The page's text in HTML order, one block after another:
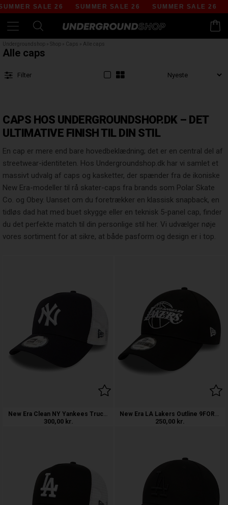
SALE 26 SUMMER SALE 26 SUMMER SALE 26
Undergroundshop Shop Caps Alle caps
Alle caps
Filter
CAPS HOS UNDERGROUNDSHOP.DK – DET
ULTIMATIVE FINISH TIL DIN STIL
En cap er mere end bare hovedbeklædning; det er en central del af
streetwear-identiteten. Hos Undergroundshop.dk har vi samlet et
massivt udvalg af caps og kasketter, der spænder fra de ikoniske
New Era-modeller til rå skater-caps fra brands som Polar Skate
Co. og Obey. Uanset om du foretrækker en klassisk snapback, en
tidløs dad hat med buet skygge eller en teknisk 5-panel cap, finder
du det perfekte match til din personlige stil her. Vi udvælger nøje
vores sortiment for at sikre, at både pasform og design er i top.
New Era Clean NY Yankees Trucker Cap
300,00 kr.
New Era LA Lakers Outline 9FORTY Cap
250,00 kr.